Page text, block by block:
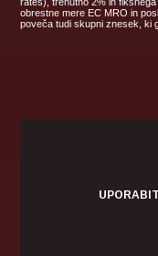
obrestne mere EC MRO in
poveča tudi skupni znesek, ki